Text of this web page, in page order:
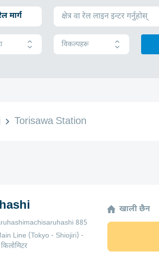
मार्ग
विकल्पहरू
Torisawa Station
885
Line (Tokyo - Shiojiri) -
खाली छैन